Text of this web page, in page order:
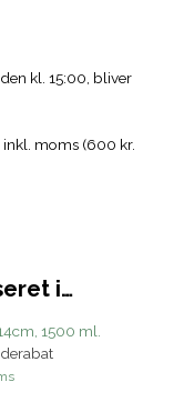
kl. 15:00, bliver
moms (600 kr.
i…